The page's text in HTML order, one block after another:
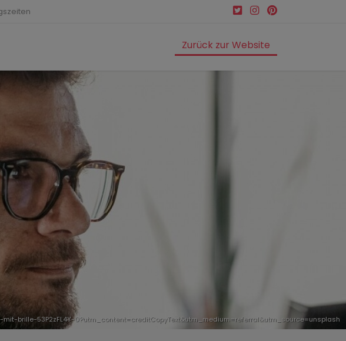
Zurück zur Website
brille-53P2zFL4Y-0?utm_content=creditCopyText&utm_medium=referral&utm_source=unsplash